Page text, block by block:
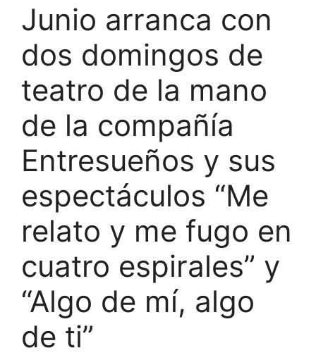
Junio arranca con
dos domingos de
teatro de la mano
de la compañía
Entresueños y sus
espectáculos “Me
relato y me fugo en
cuatro espirales” y
“Algo de mí, algo
de ti”